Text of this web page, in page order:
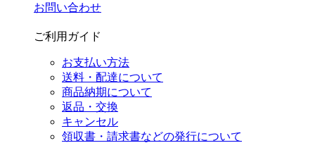
お問い合わせ
ご利用ガイド
お支払い方法
送料・配達について
商品納期について
返品・交換
キャンセル
領収書・請求書などの発行について